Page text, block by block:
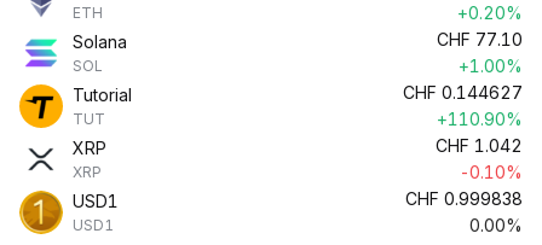
ETH
+0.20%
Solana
SOL
CHF 77.10
+1.00%
Tutorial
TUT
CHF 0.144627
+110.90%
XRP
XRP
CHF 1.042
-0.10%
USD1
USD1
CHF 0.999838
0.00%